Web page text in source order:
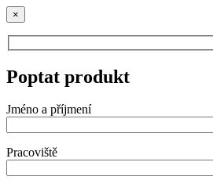
×
Poptat produkt
Jméno a příjmení
Pracoviště